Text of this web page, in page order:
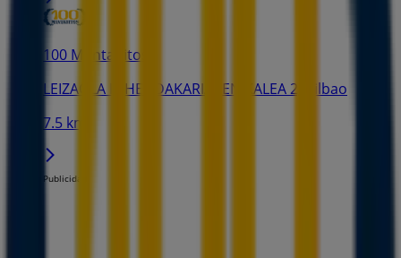
100 Montaditos
LEIZAOLA LEHENDAKARIAREN KALEA 2, Bilbao
7.5 km
Publicidad